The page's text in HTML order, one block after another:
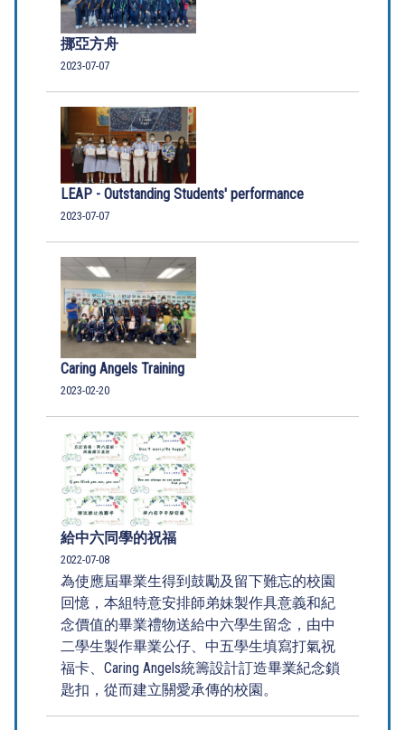
挪亞方舟
2023-07-07
LEAP - Outstanding Students' performance
2023-07-07
Caring Angels Training
2023-02-20
給中六同學的祝福
2022-07-08
為使應屆畢業生得到鼓勵及留下難忘的校園
回憶，本組特意安排師弟妹製作具意義和紀
念價值的畢業禮物送給中六學生留念，由中
二學生製作畢業公仔、中五學生填寫打氣祝
福卡、Caring Angels統籌設計訂造畢業紀念鎖
匙扣，從而建立關愛承傳的校園。